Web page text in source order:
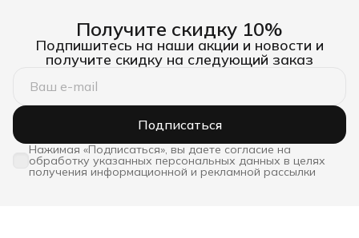
Получите скидку 10%
Подпишитесь на наши акции и новости и
получите скидку на следующий заказ
Подписаться
Нажимая «Подписаться», вы даете согласие на
обработку указанных персональных данных в целях
получения информационной и рекламной рассылки